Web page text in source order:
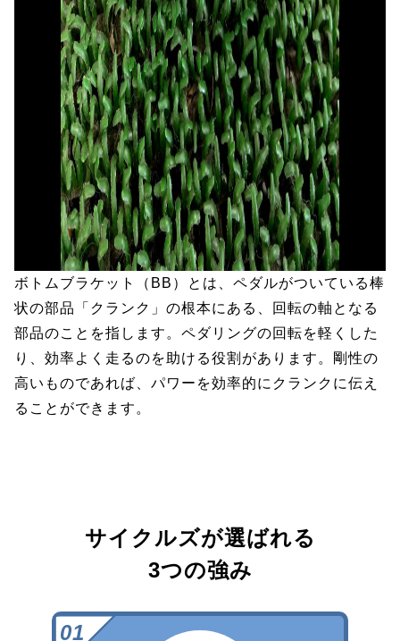
ボトムブラケット（BB）とは、ペダルがついている棒
状の部品「クランク」の根本にある、回転の軸となる
部品のことを指します。ペダリングの回転を軽くした
り、効率よく走るのを助ける役割があります。剛性の
高いものであれば、パワーを効率的にクランクに伝え
ることができます。
サイクルズが選ばれる
3つの強み